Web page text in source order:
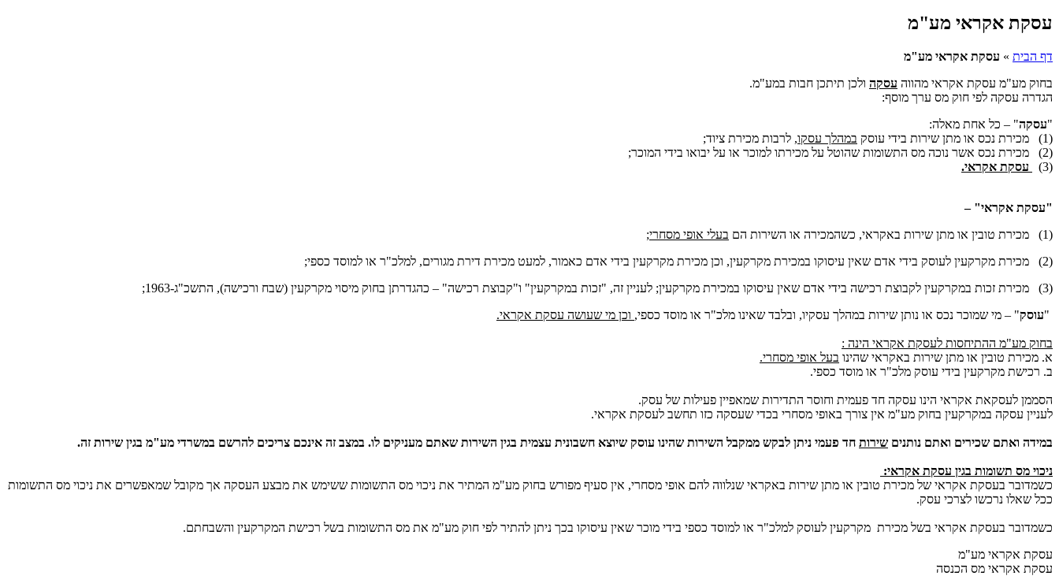
עסקת אקראי מע"מ
דף הבית » עסקת אקראי מע"מ
בחוק מע"מ עסקת אקראי מהווה עסקה ולכן תיתכן חבות במע"מ.
הגדרה עסקה לפי חוק מס ערך מוסף:
"עסקה" – כל אחת מאלה:
(1) מכירת נכס או מתן שירות בידי עוסק
במהלך עסקו, לרבות מכירת ציוד;
(2) מכירת נכס אשר נוכה מס התשומות שהוטל על מכירתו למוכר או על יבואו בידי המוכר;
(3)
עסקת אקראי.
"עסקת אקראי" –
(1) מכירת טובין או מתן שירות באקראי, כשהמכירה או השירות הם
בעלי אופי מסחרי;
(2) מכירת מקרקעין לעוסק בידי אדם שאין עיסוקו במכירת מקרקעין, וכן מכירת מקרקעין בידי אדם כאמור, למעט מכירת דירת מגורים, למלכ"ר או למוסד כספי;
(3) מכירת זכות במקרקעין לקבוצת רכישה בידי אדם שאין עיסוקו במכירת מקרקעין; לעניין זה, "זכות במקרקעין" ו"קבוצת רכישה" – כהגדרתן בחוק מיסוי מקרקעין (שבח ורכישה), התשכ"ג-1963;
"עוסק" – מי שמוכר נכס או נותן שירות במהלך עסקיו, ובלבד שאינו מלכ"ר או מוסד כספי, וכן מי שעושה עסקת אקראי.
בחוק מע"מ ההתיחסות לעסקת אקראי הינה :
א. מכירת טובין או מתן שירות באקראי שהינו בעל אופי מסחרי.
ב. רכישת מקרקעין בידי עוסק מלכ"ר או מוסד כספי.
הסממן לעסקאת אקראי הינו עסקה חד פעמית וחוסר התדירות שמאפיין פעילות של עסק.
לעניין עסקה במקרקעין בחוק מע"מ אין צורך באופי מסחרי בכדי שעסקה כזו תחשב לעסקת אקראי.
במידה ואתם שכירים ואתם נותנים שירות חד פעמי ניתן לבקש ממקבל השירות שהינו עוסק שיוצא חשבונית עצמית בגין השירות שאתם מעניקים לו. במצב זה אינכם צריכים להרשם במשרדי מע"מ בגין שירות זה.
ניכוי מס תשומות בגין עסקת אקראי:
כשמדובר בעסקת אקראי של מכירת טובין או מתן שירות באקראי שנלווה להם אופי מסחרי, אין סעיף מפורש בחוק מע"מ המתיר את ניכוי מס התשומות ששימש את מבצע העסקה אך מקובל שמאפשרים את ניכוי מס התשומות
ככל שאלו נרכשו לצרכי עסק.
כשמדובר בעסקת אקראי בשל מכירת מקרקעין לעוסק למלכ"ר או למוסד כספי בידי מוכר שאין עיסוקו בכך ניתן להתיר לפי חוק מע"מ את מס התשומות בשל רכישת המקרקעין והשבחתם.
עסקת אקראי מע"מ
עסקת אקראי מס הכנסה